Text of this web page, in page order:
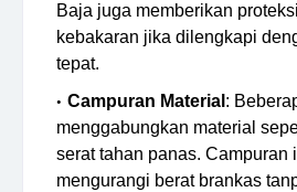
Baja juga memberikan
kebakaran jika dilengkapi
tepat.
Campuran Material :
menggabungkan material
serat tahan panas. Campuran
mengurangi berat brankas